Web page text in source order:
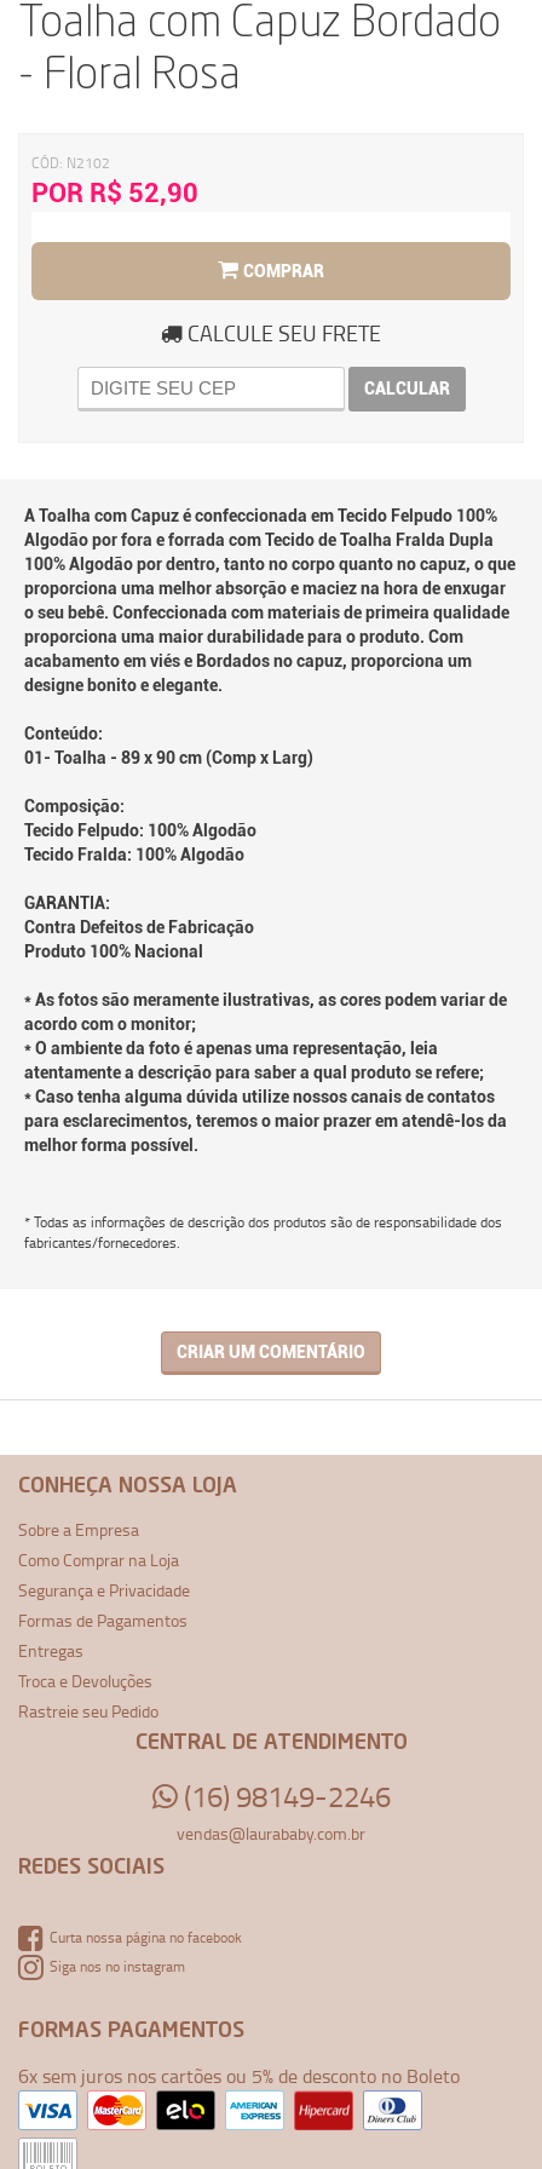
Toalha com Capuz Bordado
- Floral Rosa
CÓD: N2102
POR R$ 52,90
COMPRAR
CALCULE SEU FRETE
CALCULAR
A Toalha com Capuz é confeccionada em Tecido Felpudo 100%
Algodão por fora e forrada com Tecido de Toalha Fralda Dupla
100% Algodão por dentro, tanto no corpo quanto no capuz, o que
proporciona uma melhor absorção e maciez na hora de enxugar
o seu bebê. Confeccionada com materiais de primeira qualidade
proporciona uma maior durabilidade para o produto. Com
acabamento em viés e Bordados no capuz, proporciona um
designe bonito e elegante.
Conteúdo:
01- Toalha - 89 x 90 cm (Comp x Larg)
Composição:
Tecido Felpudo: 100% Algodão
Tecido Fralda: 100% Algodão
GARANTIA:
Contra Defeitos de Fabricação
Produto 100% Nacional
* As fotos são meramente ilustrativas, as cores podem variar de
acordo com o monitor;
* O ambiente da foto é apenas uma representação, leia
atentamente a descrição para saber a qual produto se refere;
* Caso tenha alguma dúvida utilize nossos canais de contatos
para esclarecimentos, teremos o maior prazer em atendê-los da
melhor forma possível.
* Todas as informações de descrição dos produtos são de responsabilidade dos
fabricantes/fornecedores.
CRIAR UM COMENTÁRIO
CONHEÇA NOSSA LOJA
Sobre a Empresa
Como Comprar na Loja
Segurança e Privacidade
Formas de Pagamentos
Entregas
Troca e Devoluções
Rastreie seu Pedido
CENTRAL DE ATENDIMENTO
(16) 98149-2246
vendas@laurababy.com.br
REDES SOCIAIS
Curta nossa página no facebook
Siga nos no instagram
FORMAS PAGAMENTOS
6x sem juros nos cartões ou 5% de desconto no Boleto